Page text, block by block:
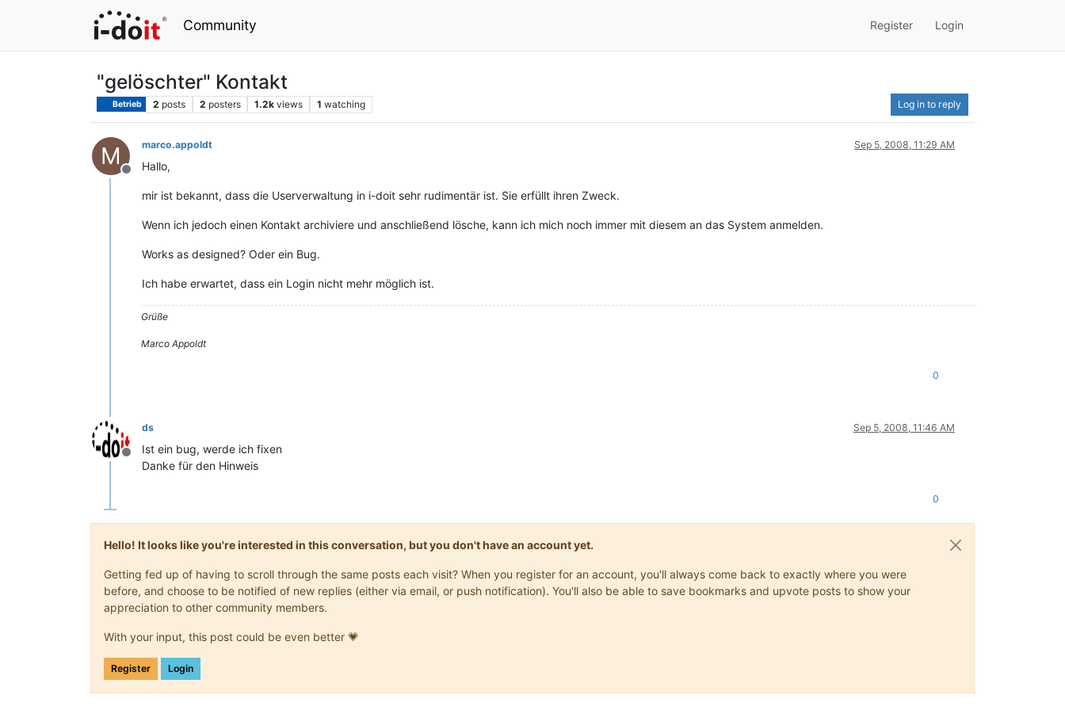
Community Register Login
"gelöschter" Kontakt
Betrieb 2 posts 2 posters 1.2k views 1 watching Log in to reply
M
Offline
marco.appoldt Sep 5, 2008, 11:29 AM
Hallo,
mir ist bekannt, dass die Userverwaltung in i-doit sehr rudimentär ist. Sie erfüllt ihren Zweck.
Wenn ich jedoch einen Kontakt archiviere und anschließend lösche, kann ich mich noch immer mit diesem an das System anmelden.
Works as designed? Oder ein Bug.
Ich habe erwartet, dass ein Login nicht mehr möglich ist.
Grüße
Marco Appoldt
0
Offline
ds Sep 5, 2008, 11:46 AM
Ist ein bug, werde ich fixen
Danke für den Hinweis
0
Hello! It looks like you're interested in this conversation, but you don't have an account yet.
Getting fed up of having to scroll through the same posts each visit? When you register for an account, you'll always come back to exactly where you were
before, and choose to be notified of new replies (either via email, or push notification). You'll also be able to save bookmarks and upvote posts to show your
appreciation to other community members.
With your input, this post could be even better 💗
Register Login